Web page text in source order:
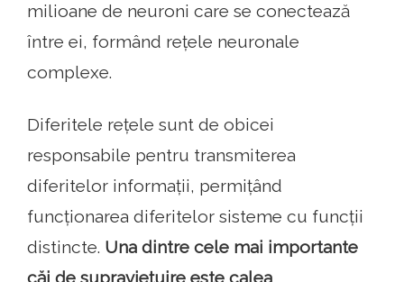
milioane de neuroni care se conectează
între ei, formând rețele neuronale
complexe.
Diferitele rețele sunt de obicei
responsabile pentru transmiterea
diferitelor informații, permițând
funcționarea diferitelor sisteme cu funcții
distincte. Una dintre cele mai importante
căi de supraviețuire este calea